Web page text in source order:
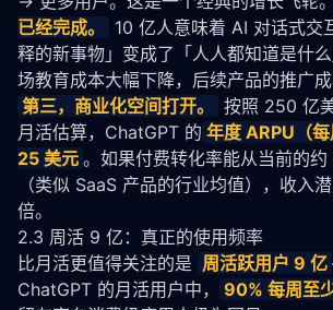
已经完成。
10 亿人意味着 AI 对话式交
释的新事物」变成了「人人都知道是什
场教育成本大幅下降，后续产品的推广成
第三，商业化空间打开。
按照 250 亿
月活估算，ChatGPT 的 年度 ARPU（
25 美元 。如果付费转化率能从当前的
（类似 SaaS 产品的行业均值），收入
倍。
2.3 周活 9 亿：真正的使用频率
比月活更值得关注的是 周活跃用户 9 亿
ChatGPT 的月活用户中，
90% 每周至